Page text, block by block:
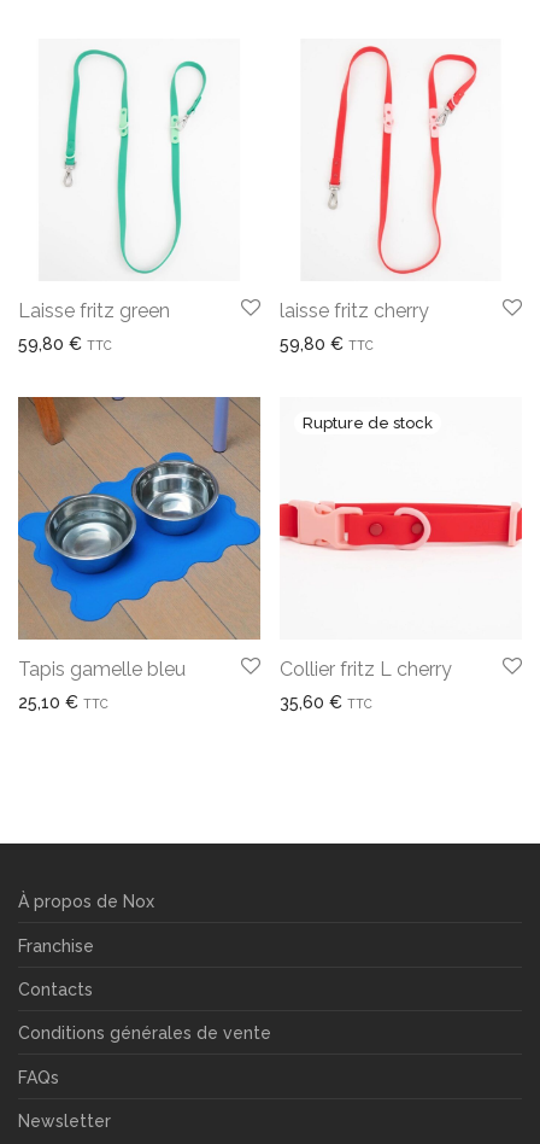
Laisse fritz green
59,80 € TTC
laisse fritz cherry
59,80 € TTC
Tapis gamelle bleu
25,10 € TTC
Collier fritz L cherry
35,60 € TTC
À propos de Nox
Franchise
Contacts
Conditions générales de vente
FAQs
Newsletter